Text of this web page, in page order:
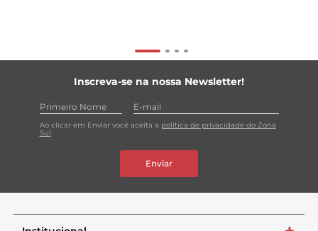
Inscreva-se na nossa Newsletter!
Ao clicar em Enviar você aceita a política de privacidade do Zona
Sul
Enviar